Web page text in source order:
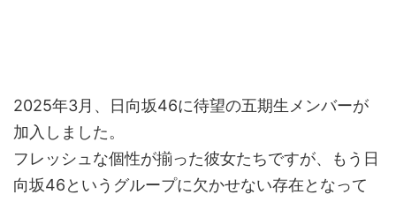
2025年3月、日向坂46に待望の五期生メンバーが
加入しました。
フレッシュな個性が揃った彼女たちですが、もう日
向坂46というグループに欠かせない存在となって